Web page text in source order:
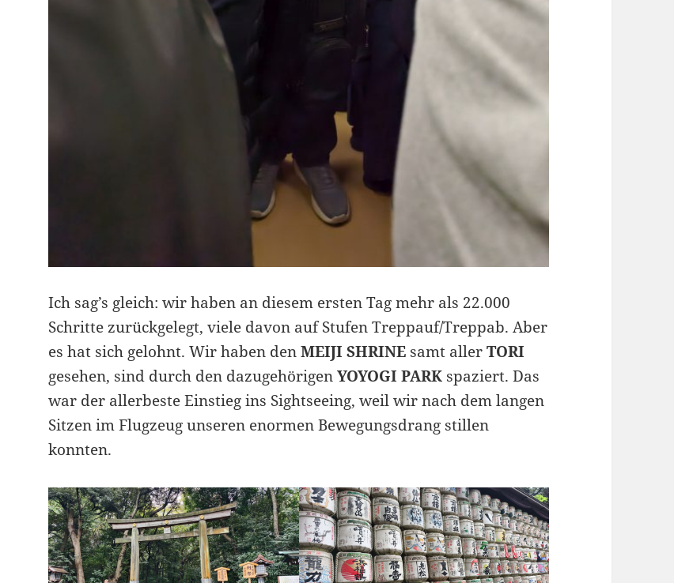
Ich sag’s gleich: wir haben an diesem ersten Tag mehr als 22.000
Schritte zurückgelegt, viele davon auf Stufen Treppauf/Treppab. Aber
es hat sich gelohnt. Wir haben denMEIJI SHRINE samt allerTORI
gesehen, sind durch den dazugehörigenYOYOGI PARK spaziert. Das
war der allerbeste Einstieg ins Sightseeing, weil wir nach dem langen
Sitzen im Flugzeug unseren enormen Bewegungsdrang stillen
konnten.